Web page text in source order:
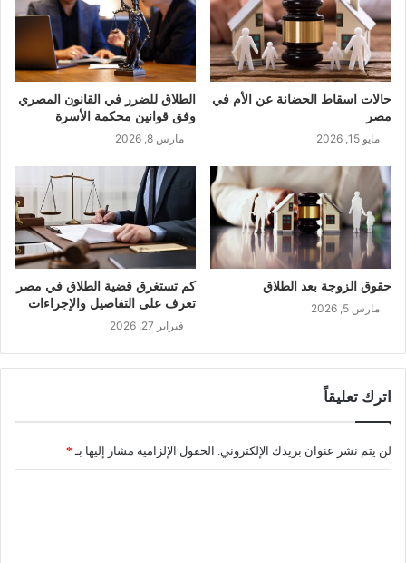
حالات اسقاط الحضانة عن الأم في
مصر
مايو 15, 2026
الطلاق للضرر في القانون المصري
وفق قوانين محكمة الأسرة
مارس 8, 2026
حقوق الزوجة بعد الطلاق
مارس 5, 2026
كم تستغرق قضية الطلاق في مصر
تعرف على التفاصيل والإجراءات
فبراير 27, 2026
اترك تعليقاً
لن يتم نشر عنوان بريدك الإلكتروني. الحقول الإلزامية مشار إليها بـ *